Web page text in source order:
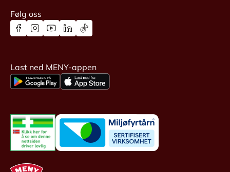
Følg oss
Last ned MENY-appen